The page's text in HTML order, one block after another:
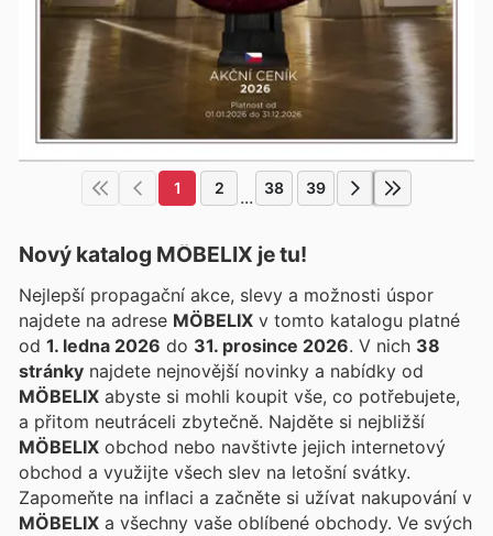
1 2 ... 38 39
Nový katalog MÖBELIX je tu!
Nejlepší propagační akce, slevy a možnosti úspor
najdete na adrese MÖBELIX v tomto katalogu platné
od 1. ledna 2026 do 31. prosince 2026 . V nich 38
stránky najdete nejnovější novinky a nabídky od
MÖBELIX abyste si mohli koupit vše, co potřebujete,
a přitom neutráceli zbytečně. Najděte si nejbližší
MÖBELIX obchod nebo navštivte jejich internetový
obchod a využijte všech slev na letošní svátky.
Zapomeňte na inflaci a začněte si užívat nakupování v
MÖBELIX a všechny vaše oblíbené obchody. Ve svých